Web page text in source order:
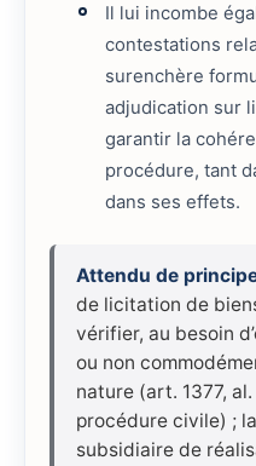
Il lui incombe
contestations
surenchère
adjudication sur
garantir la
procédure, tant
dans ses effets.
Attendu de
de licitation de
vérifier, au besoin
ou non
nature (art. 1377,
procédure civile) ;
subsidiaire de